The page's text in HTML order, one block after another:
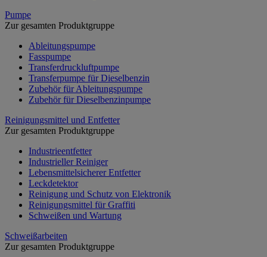
Pumpe
Zur gesamten Produktgruppe
Ableitungspumpe
Fasspumpe
Transferdruckluftpumpe
Transferpumpe für Dieselbenzin
Zubehör für Ableitungspumpe
Zubehör für Dieselbenzinpumpe
Reinigungsmittel und Entfetter
Zur gesamten Produktgruppe
Industrieentfetter
Industrieller Reiniger
Lebensmittelsicherer Entfetter
Leckdetektor
Reinigung und Schutz von Elektronik
Reinigungsmittel für Graffiti
Schweißen und Wartung
Schweißarbeiten
Zur gesamten Produktgruppe